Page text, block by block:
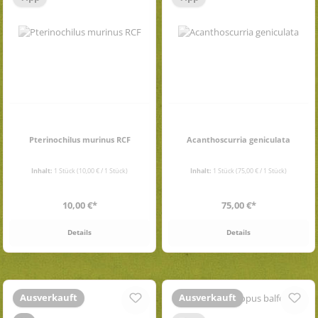
Pterinochilus murinus RCF
Inhalt: 1 Stück (10,00 € / 1 Stück)
Regulärer Preis:
10,00 €*
Details
Acanthoscurria geniculata
Inhalt: 1 Stück (75,00 € / 1 Stück)
Regulärer Preis:
75,00 €*
Details
Ausverkauft
Ausverkauft